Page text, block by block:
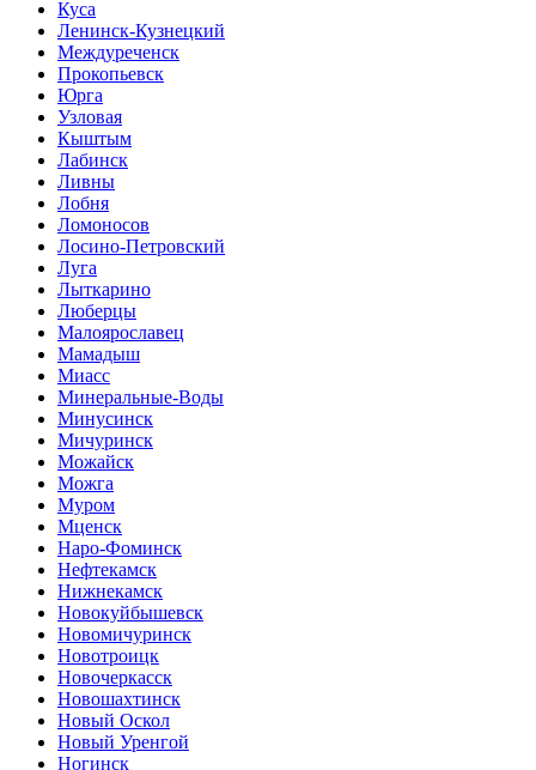
Куса
Ленинск-Кузнецкий
Междуреченск
Прокопьевск
Юрга
Узловая
Кыштым
Лабинск
Ливны
Лобня
Ломоносов
Лосино-Петровский
Луга
Лыткарино
Люберцы
Малоярославец
Мамадыш
Миасс
Минеральные-Воды
Минусинск
Мичуринск
Можайск
Можга
Муром
Мценск
Наро-Фоминск
Нефтекамск
Нижнекамск
Новокуйбышевск
Новомичуринск
Новотроицк
Новочеркасск
Новошахтинск
Новый Оскол
Новый Уренгой
Ногинск